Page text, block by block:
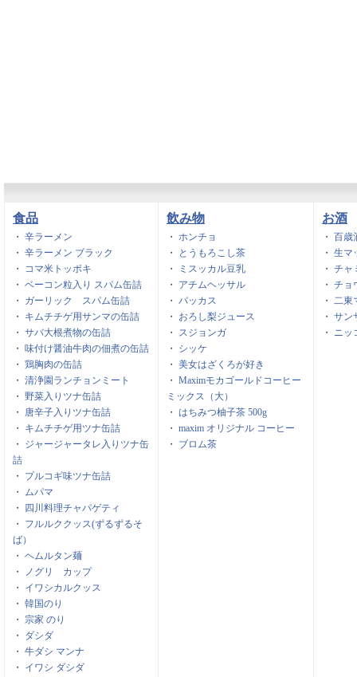
食品
・ 辛ラーメン
・ 辛ラーメン ブラック
・ コマ米トッポキ
・ ベーコン粒入り スパム缶詰
・ ガーリック スパム缶詰
・ キムチチゲ用サンマの缶詰
・ サバ大根煮物の缶詰
・ 味付け醤油牛肉の佃煮の缶詰
・ 鶏胸肉の缶詰
・ 清浄園ランチョンミート
・ 野菜入りツナ缶詰
・ 唐辛子入りツナ缶詰
・ キムチチゲ用ツナ缶詰
・ ジャージャータレ入りツナ缶
詰
・ プルコギ味ツナ缶詰
・ ムパマ
・
四川料理チャパゲティ
・ フルルククッス(ずるずるそ
ば）
・ ヘムルタン麺
・
ノグリ カップ
・ イワシカルクッス
・ 韓国のり
・ 宗家 のり
・ ダシダ
・ 牛ダシ マンナ
・ イワシ ダシダ
飲み物
・ ホンチョ
・
とうもろこし茶
・
ミスッカル豆乳
・ アチムヘッサル
・ バッカス
・ おろし梨ジュース
・ スジョンガ
・ シッケ
・ 美女はざくろが好き
・ Maximモカゴールドコーヒー
ミックス（大）
・ はちみつ柚子茶 500g
・ maxim オリジナル コーヒー
・ ブロム茶
お酒
・ 百歳
・ 生マ
・ チャ
・ チョ
・ 二東
・ サン
・ ニッ